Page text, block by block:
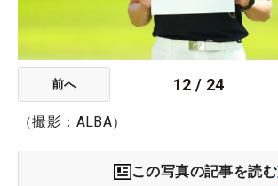
前へ 12 / 24
（撮影：ALBA）
この写真の記事を読む